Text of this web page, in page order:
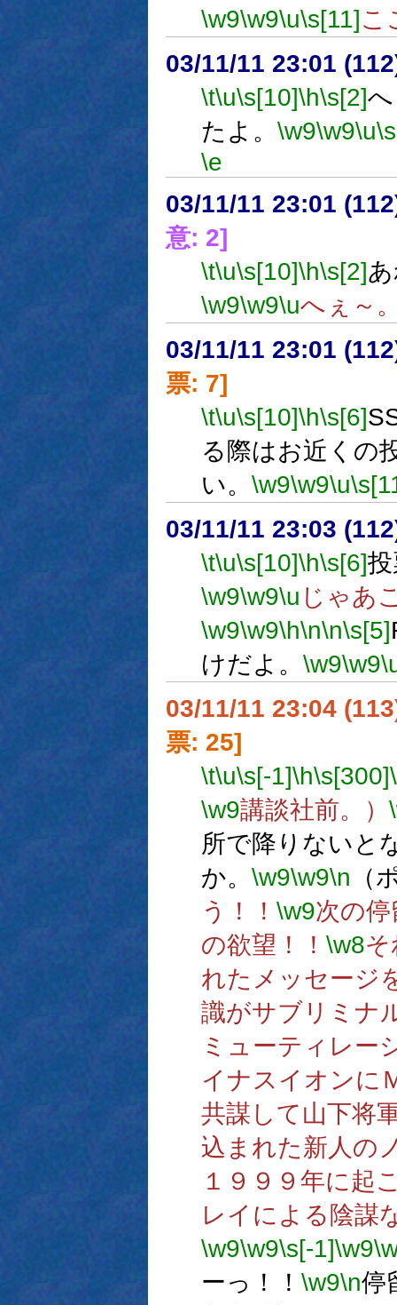
\w9\w9\u\s[11]こ
03/11/11 23:01
\t\u\s[10]\h\s[2]
たよ。 \w9\w9\u
\e
03/11/11 23:01
意: 2]
\t\u\s[10]\h\s[2]
\w9\w9\uへぇ～
03/11/11 23:01
票: 7]
\t\u\s[10]\h\s[6]
る際はお近くの
い。 \w9\w9\u
03/11/11 23:03
\t\u\s[10]\h\s[6]
\w9\w9\u じゃあ
\w9\w9\h\n\n\s[5]
けだよ。 \w9\w9
03/11/11 23:04
票: 25]
\t\u\s[-1]\h\s[300]
\w9講談社前。）
所で降りないと
か。 \w9\w9\n （
う！！ \w9次の
の欲望！！ \w8
れたメッセージ
識がサブリミナ
ミューティレー
イナスイオンに
共謀して山下将
込まれた新人の
１９９９年に起
レイによる陰謀
\w9\w9\s[-1]\w9
ーっ！！ \w9\n停